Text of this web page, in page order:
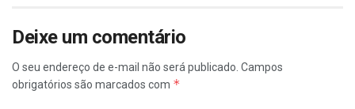
Deixe um comentário
O seu endereço de e-mail não será publicado. Campos
obrigatórios são marcados com *